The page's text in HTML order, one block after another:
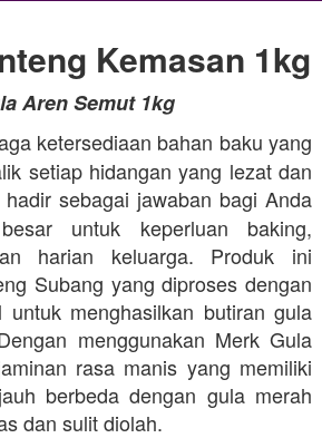
Kemasan 1kg
Aren Semut 1kg
ketersediaan bahan baku yang
setiap hidangan yang lezat dan
hadir sebagai jawaban bagi Anda
untuk keperluan baking,
harian keluarga. Produk ini
Subang yang diproses dengan
menghasilkan butiran gula
menggunakan Merk Gula
rasa manis yang memiliki
berbeda dengan gula merah
dan sulit diolah.